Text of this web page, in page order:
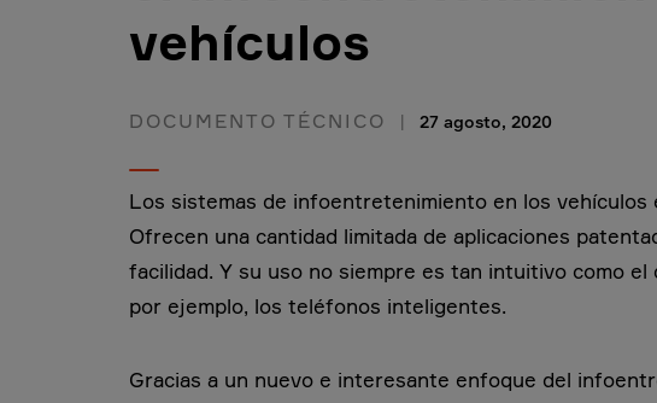
vehículos
DOCUMENTO TÉCNICO 27 agosto, 2020
Los sistemas de infoentretenimiento en los
Ofrecen una cantidad limitada de aplicaciones
facilidad. Y su uso no siempre es tan intuitivo como
por ejemplo, los teléfonos inteligentes.
Gracias a un nuevo e interesante enfoque del